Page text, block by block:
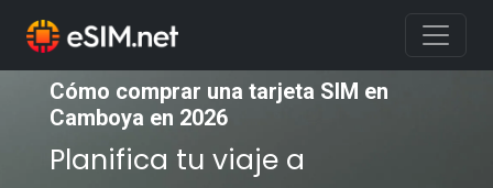
Cómo comprar una tarjeta SIM en
Camboya en 2026
Planifica tu viaje a
Cómo comprar una tarjeta SIM en
Camboya en 2026
Planifica tu viaje a